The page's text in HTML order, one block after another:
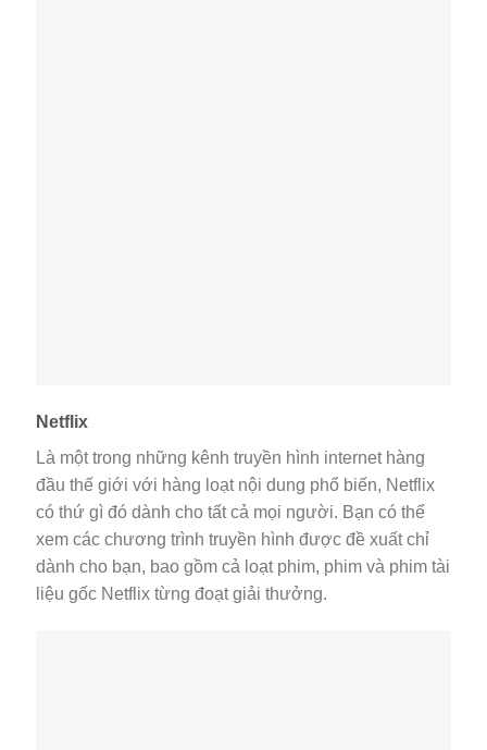
Netflix
Là một trong những kênh truyền hình internet hàng
đầu thế giới với hàng loạt nội dung phổ biến, Netflix
có thứ gì đó dành cho tất cả mọi người. Bạn có thể
xem các chương trình truyền hình được đề xuất chỉ
dành cho bạn, bao gồm cả loạt phim, phim và phim tài
liệu gốc Netflix từng đoạt giải thưởng.